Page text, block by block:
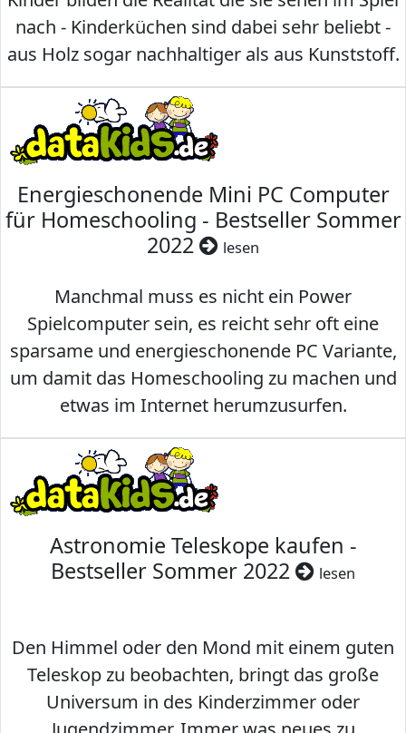
nach - Kinderküchen sind dabei sehr beliebt -
aus Holz sogar nachhaltiger als aus Kunststoff.
Energieschonende Mini PC Computer
für Homeschooling - Bestseller Sommer
2022
lesen
Manchmal muss es nicht ein Power
Spielcomputer sein, es reicht sehr oft eine
sparsame und energieschonende PC Variante,
um damit das Homeschooling zu machen und
etwas im Internet herumzusurfen.
Astronomie Teleskope kaufen -
Bestseller Sommer 2022
lesen
Den Himmel oder den Mond mit einem guten
Teleskop zu beobachten, bringt das große
Universum in des Kinderzimmer oder